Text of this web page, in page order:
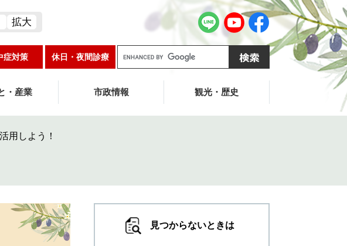
拡大
症対策 休日・夜間診療
g
e
・産業 市政情報 観光・歴史
用しよう！
見つからないときは